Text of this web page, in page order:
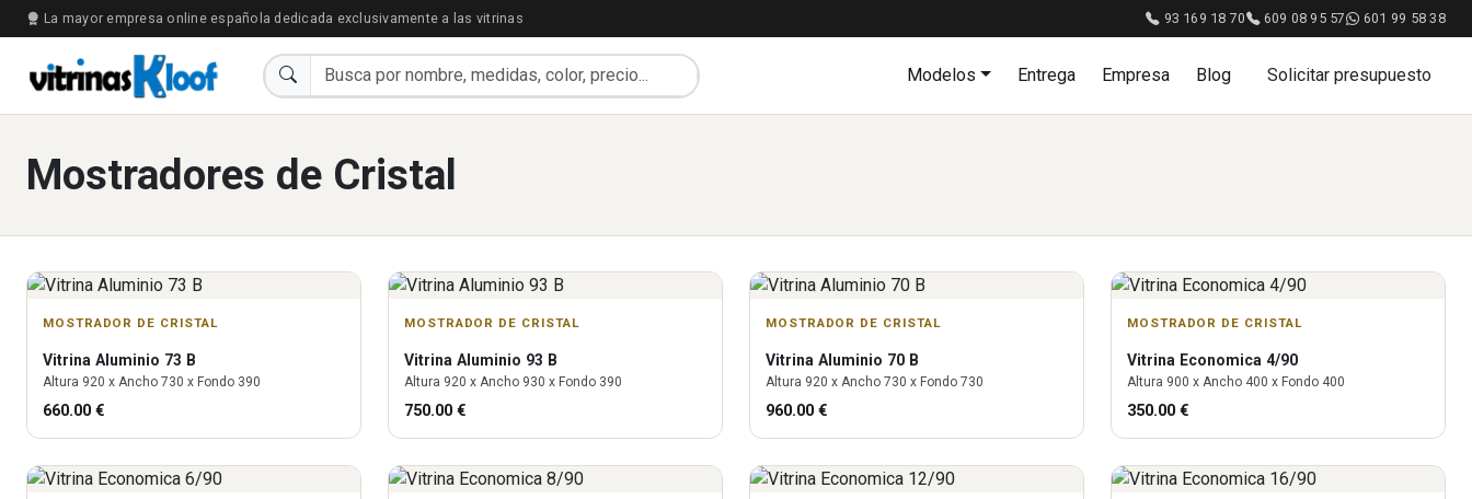
La mayor empresa online española dedicada exclusivamente a las vitrinas 93 169 18 70 609 08 95 57 601 99 58 38
Modelos Entrega Empresa Blog Solicitar presupuesto
Mostradores de Cristal
MOSTRADOR DE CRISTAL
Vitrina Aluminio 73 B
Altura 920 x Ancho 730 x Fondo 390
660.00 €
MOSTRADOR DE CRISTAL
Vitrina Aluminio 93 B
Altura 920 x Ancho 930 x Fondo 390
750.00 €
MOSTRADOR DE CRISTAL
Vitrina Aluminio 70 B
Altura 920 x Ancho 730 x Fondo 730
960.00 €
MOSTRADOR DE CRISTAL
Vitrina Economica 4/90
Altura 900 x Ancho 400 x Fondo 400
350.00 €